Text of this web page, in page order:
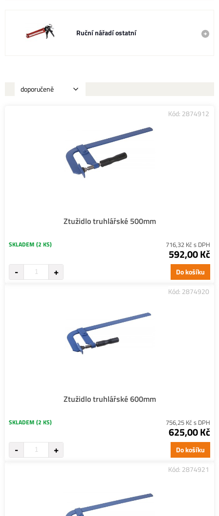
Ruční nářadí ostatní
Kód: 2874912
Ztužidlo truhlářské 500mm
SKLADEM (2 KS) 716,32 Kč s DPH
592,00 Kč
Do košíku
Kód: 2874920
Ztužidlo truhlářské 600mm
SKLADEM (2 KS) 756,25 Kč s DPH
625,00 Kč
Do košíku
Kód: 2874921